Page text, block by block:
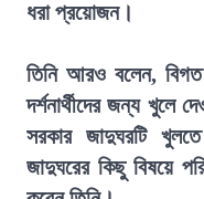
ধরা প্রয়োজন।
তিনি আরও বলেন, বিগত
দর্শনার্থীদের জন্য খুলে
সরকার জাদুঘরটি
জাদুঘরের কিছু বিষয়ে